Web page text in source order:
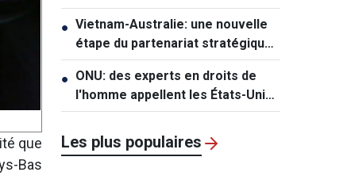
que
Bas
● Vietnam-Australie: une nouvelle
étape du partenariat stratégique
global
● ONU: des experts en droits de
l'homme appellent les États-Unis
à lever les sanctions contre Cuba
Les plus populaires